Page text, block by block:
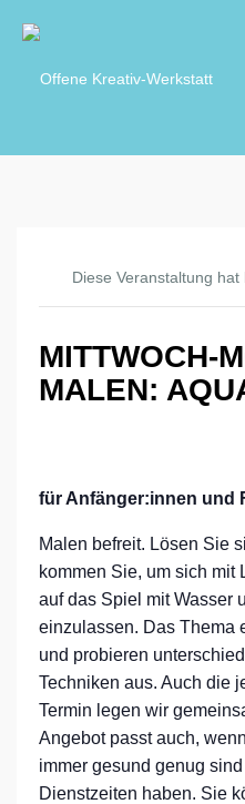
Diese Veranstaltung hat
MITTWOCH-
MALEN:
für Anfänger:innen und
Malen befreit. Lösen Sie
kommen Sie, um sich mit
auf das Spiel mit Wasser
einzulassen. Das Thema
und probieren
Techniken aus. Auch die
Termin legen wir
Angebot passt auch,
immer gesund genug
Dienstzeiten haben. Sie